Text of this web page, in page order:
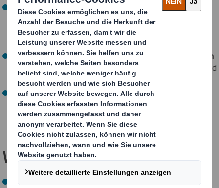
Indem wir nur so viele Fasern verwenden, wie für die
Herstellung der Verpackung notwendig sind,
wirdweniger Material verbrauchtund es ist weniger
Abfall zu recyceln.
Intelligente Verpackungen bedeuten einen
geringeren
CO2-Fußabdruckin Ihrem gesamten Lieferkreislauf und
verbessern Ihre Umweltbilanz.
Effiziente Verpackungsdesigns führen
zuEinsparungen im gesamten Lieferkreislauf
Qualitätssicherung für Ihre Marke und zu einem
besseren Kundenerlebnis.
Wie machen wir das?
Die 700 Designer und Innovatoren von DS Smith